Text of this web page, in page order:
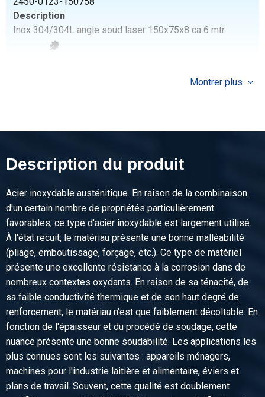
Description
Inox 304/304L angle soud laser 150x75x8 ca 6 mtr
N° d'article
Description
Inox 304/304L angle soud laser 120x80x8 ca 6 mtr
Poids des pièces en kg
73,728
Prix brut
Sélectionner
N° d'article
2450-0123-1306510
Description
Inox 304/304L angle soud laser 130x65x10 ca 6 mtr
Poids des pièces en kg
88,80
Prix brut
Sélectionner
Montrer plus
Description du produit
Acier inoxydable austénitique. En raison de la combinaison
d'un certain nombre de propriétés particulièrement
favorables, ce type d'acier inoxydable est largement utilisé.
À l'état recuit, le matériau présente une bonne malléabilité
(pliage, emboutissage, forçage, etc.). Ce type de matériel
présente une excellente résistance à la corrosion dans de
nombreux contextes oxydants. En raison de sa ténacité, de
sa faible conductivité thermique et de son haut degré de
renforcement, le matériau n'est que faiblement décoltable. En
fonction de l'épaisseur et du procédé de soudage, cette
nuance présente une bonne soudabilité. Les applications les
plus connues sont les suivantes : appareils ménagers,
machines pour l'industrie laitière et alimentaire, éviers et
plans de travail. Souvent, cette qualité est doublement